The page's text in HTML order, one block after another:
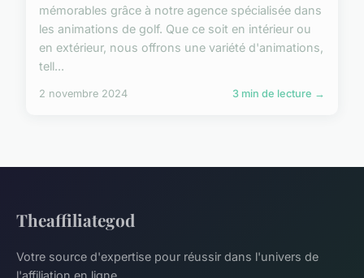
mémorables grâce à notre agence spécialisée dans
les animations de golf. Que ce soit en intérieur ou
en extérieur, nous offrons une variété d'animations,
tell...
2 novembre 2024 3 min de lecture →
Theaffiliategod
Votre source d'expertise pour réussir dans l'univers de